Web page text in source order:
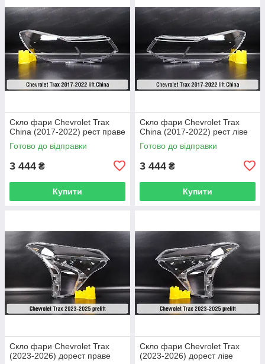
Скло фари Chevrolet Trax
China (2017-2022) рест праве
Готово до відправки
3 444 ₴
Купити
Скло фари Chevrolet Trax
China (2017-2022) рест ліве
Готово до відправки
3 444 ₴
Купити
Скло фари Chevrolet Trax
(2023-2026) дорест праве
Скло фари Chevrolet Trax
(2023-2026) дорест ліве